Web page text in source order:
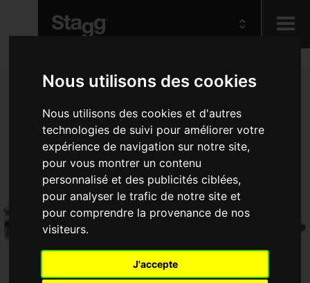
Nous utilisons des cookies
Nous utilisons des cookies et d'autres
technologies de suivi pour améliorer votre
expérience de navigation sur notre site,
pour vous montrer un contenu
personnalisé et des publicités ciblées,
pour analyser le trafic de notre site et
pour comprendre la provenance de nos
visiteurs.
J'accepte
Audio &
Lighting